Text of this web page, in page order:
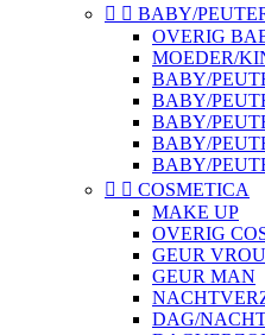
  BABY/
OVERIG
MOEDER/
BABY/
BABY/
BABY/
BABY/
BABY/
  COSMETICA
MAKE UP
OVERIG
GEUR
GEUR MAN
DAG/